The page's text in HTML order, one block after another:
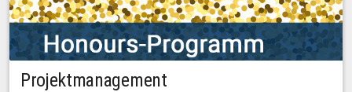
Projektmanagement